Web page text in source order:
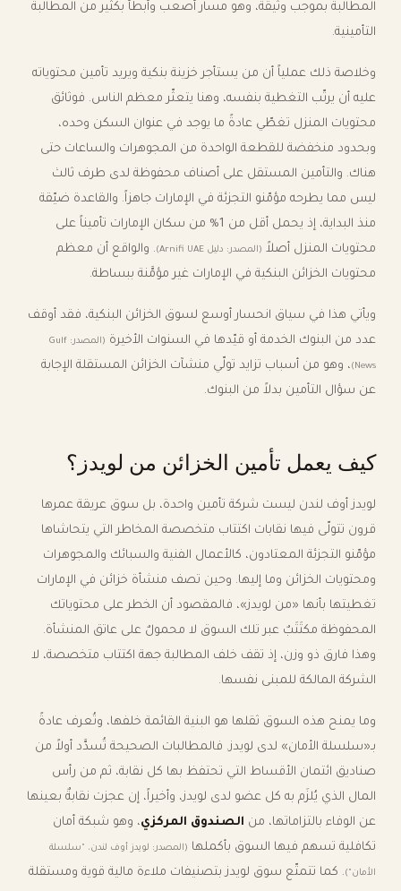
المطالبة بموجب وثيقة، وهو مسار أصعب وأبطأ بكثير من المطالبة
التأمينية.
وخلاصة ذلك عملياً أن من يستأجر خزينة بنكية ويريد تأمين محتوياته
عليه أن يرتّب التغطية بنفسه، وهنا يتعثّر معظم الناس. فوثائق
محتويات المنزل تغطّي عادةً ما يوجد في عنوان السكن وحده،
وبحدود منخفضة للقطعة الواحدة من المجوهرات والساعات حتى
هناك. والتأمين المستقل على أصناف محفوظة لدى طرف ثالث
ليس مما يطرحه مؤمّنو التجزئة في الإمارات جاهزاً. والقاعدة ضيّقة
منذ البداية، إذ يحمل أقل من 1% من سكان الإمارات تأميناً على
محتويات المنزل أصلاً (المصدر: دليل Arnifi UAE)
. والواقع أن معظم
محتويات الخزائن البنكية في الإمارات غير مؤمَّنة ببساطة.
ويأتي هذا في سياق انحسار أوسع لسوق الخزائن البنكية، فقد أوقف
عدد من البنوك الخدمة أو قيّدها في السنوات الأخيرة
(المصدر: Gulf
News) ، وهو من أسباب تزايد تولّي منشآت الخزائن المستقلة الإجابة
عن سؤال التأمين بدلاً من البنوك.
كيف يعمل تأمين الخزائن من لويدز؟
لويدز أوف لندن ليست شركة تأمين واحدة، بل سوق عريقة عمرها
قرون تتولّى فيها نقابات اكتتاب متخصصة المخاطر التي يتحاشاها
مؤمّنو التجزئة المعتادون، كالأعمال الفنية والسبائك والمجوهرات
ومحتويات الخزائن وما إليها. وحين تصف منشأة خزائن في الإمارات
تغطيتها بأنها «من لويدز»، فالمقصود أن الخطر على محتوياتك
المحفوظة مكتَتَبٌ عبر تلك السوق لا محمولٌ على عاتق المنشأة.
وهذا فارق ذو وزن، إذ تقف خلف المطالبة جهة اكتتاب متخصصة، لا
الشركة المالكة للمبنى نفسها.
وما يمنح هذه السوق ثقلها هو البنية القائمة خلفها، وتُعرف عادةً
بـ«سلسلة الأمان» لدى لويدز. فالمطالبات الصحيحة تُسدَّد أولاً من
صناديق ائتمان الأقساط التي تحتفظ بها كل نقابة، ثم من رأس
المال الذي يُلزَم به كل عضو لدى لويدز، وأخيراً، إن عجزت نقابةٌ بعينها
عن الوفاء بالتزاماتها، من الصندوق المركزي، وهو شبكة أمان
تكافلية تسهم فيها السوق بأكملها (المصدر: لويدز أوف لندن، "سلسلة
الأمان"). كما تتمتّع سوق لويدز بتصنيفات ملاءة مالية قوية ومستقلة